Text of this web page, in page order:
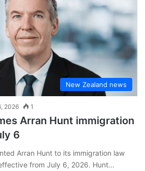
New Zealand news
2026 1
Arran Hunt immigration
6
Arran Hunt to its immigration law
from July 6, 2026. Hunt…